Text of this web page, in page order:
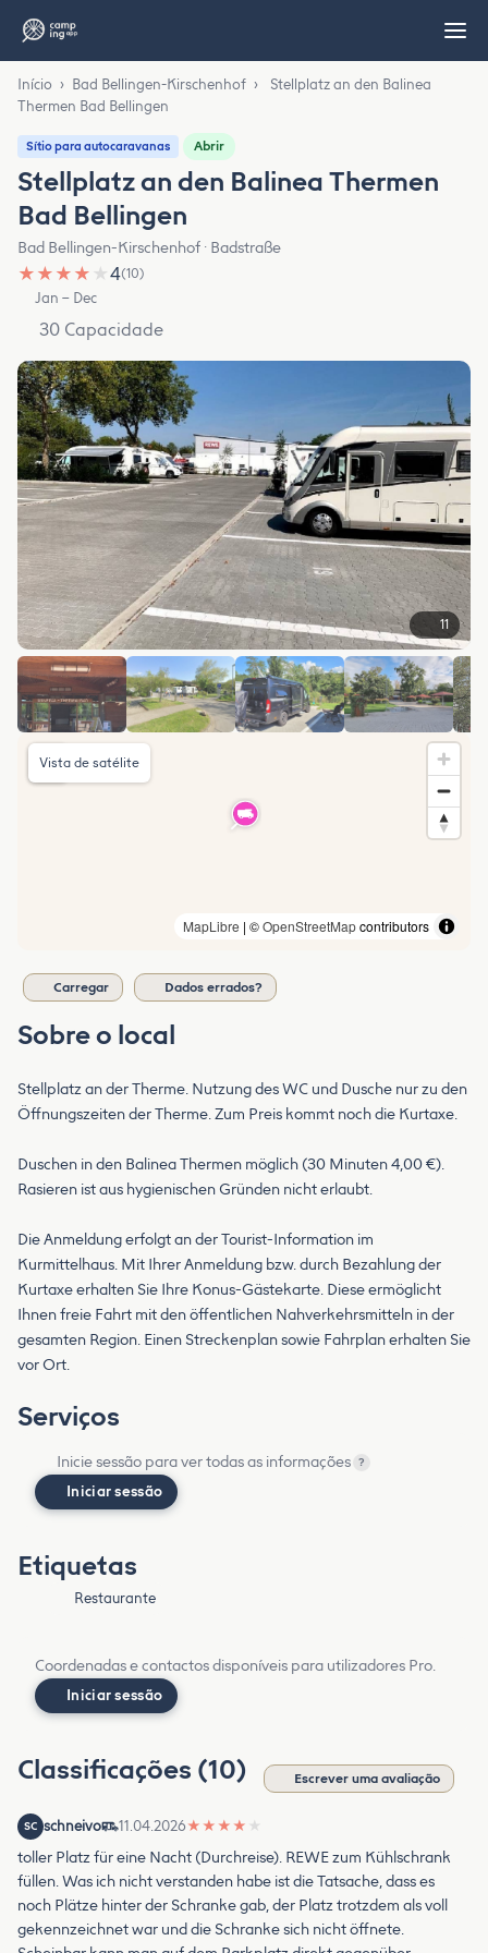
Início › Bad Bellingen-Kirschenhof ›
Stellplatz an den Balinea
Thermen Bad Bellingen
Sítio para autocaravanas Abrir
Stellplatz an den Balinea Thermen
Bad Bellingen
Bad Bellingen-Kirschenhof · Badstraße
★ ★ ★ ★ ★4(10)
Jan – Dec
30 Capacidade
11
MapLibre | ©OpenStreetMapcontributors
Vista de satélite
Carregar Dados errados?
Sobre o local
Stellplatz an der Therme. Nutzung des WC und Dusche nur zu den
Öffnungszeiten der Therme. Zum Preis kommt noch die Kurtaxe.
Duschen in den Balinea Thermen möglich (30 Minuten 4,00 €).
Rasieren ist aus hygienischen Gründen nicht erlaubt.
Die Anmeldung erfolgt an der Tourist-Information im
Kurmittelhaus. Mit Ihrer Anmeldung bzw. durch Bezahlung der
Kurtaxe erhalten Sie Ihre Konus-Gästekarte. Diese ermöglicht
Ihnen freie Fahrt mit den öffentlichen Nahverkehrsmitteln in der
gesamten Region. Einen Streckenplan sowie Fahrplan erhalten Sie
vor Ort.
Serviços
Inicie sessão para ver todas as informações ?
Iniciar sessão
Etiquetas
Restaurante
Coordenadas e contactos disponíveis para utilizadores Pro.
Iniciar sessão
Classificações (10) Escrever uma avaliação
SC schneivo 11.04.2026★ ★ ★ ★ ★
toller Platz für eine Nacht (Durchreise). REWE zum Kühlschrank
füllen. Was ich nicht verstanden habe ist die Tatsache, dass es
noch Plätze hinter der Schranke gab, der Platz trotzdem als voll
gekennzeichnet war und die Schranke sich nicht öffnete.